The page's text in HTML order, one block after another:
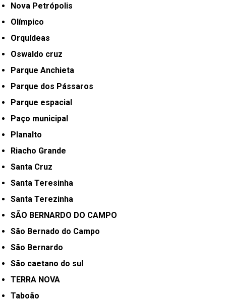
Nova Petrópolis
Olímpico
Orquídeas
Oswaldo cruz
Parque Anchieta
Parque dos Pássaros
Parque espacial
Paço municipal
Planalto
Riacho Grande
Santa Cruz
Santa Teresinha
Santa Terezinha
SÃO BERNARDO DO CAMPO
São Bernado do Campo
São Bernardo
São caetano do sul
TERRA NOVA
Taboão